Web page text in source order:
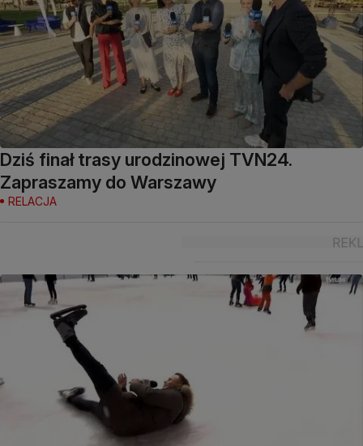
Dziś finał trasy urodzinowej TVN24.
Zapraszamy do Warszawy
RELACJA